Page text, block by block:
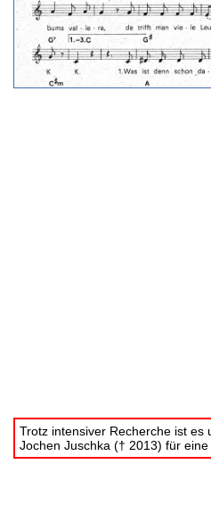
Trotz intensiver Recherche ist es
Jochen Juschka († 2013) für